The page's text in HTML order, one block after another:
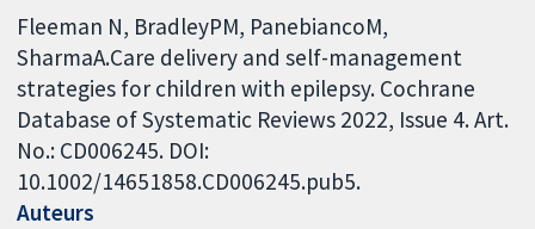
Fleeman N, BradleyPM, PanebiancoM,
SharmaA.Care delivery and self-management
strategies for children with epilepsy. Cochrane
Database of Systematic Reviews 2022, Issue 4. Art.
No.: CD006245. DOI:
10.1002/14651858.CD006245.pub5.
Auteurs